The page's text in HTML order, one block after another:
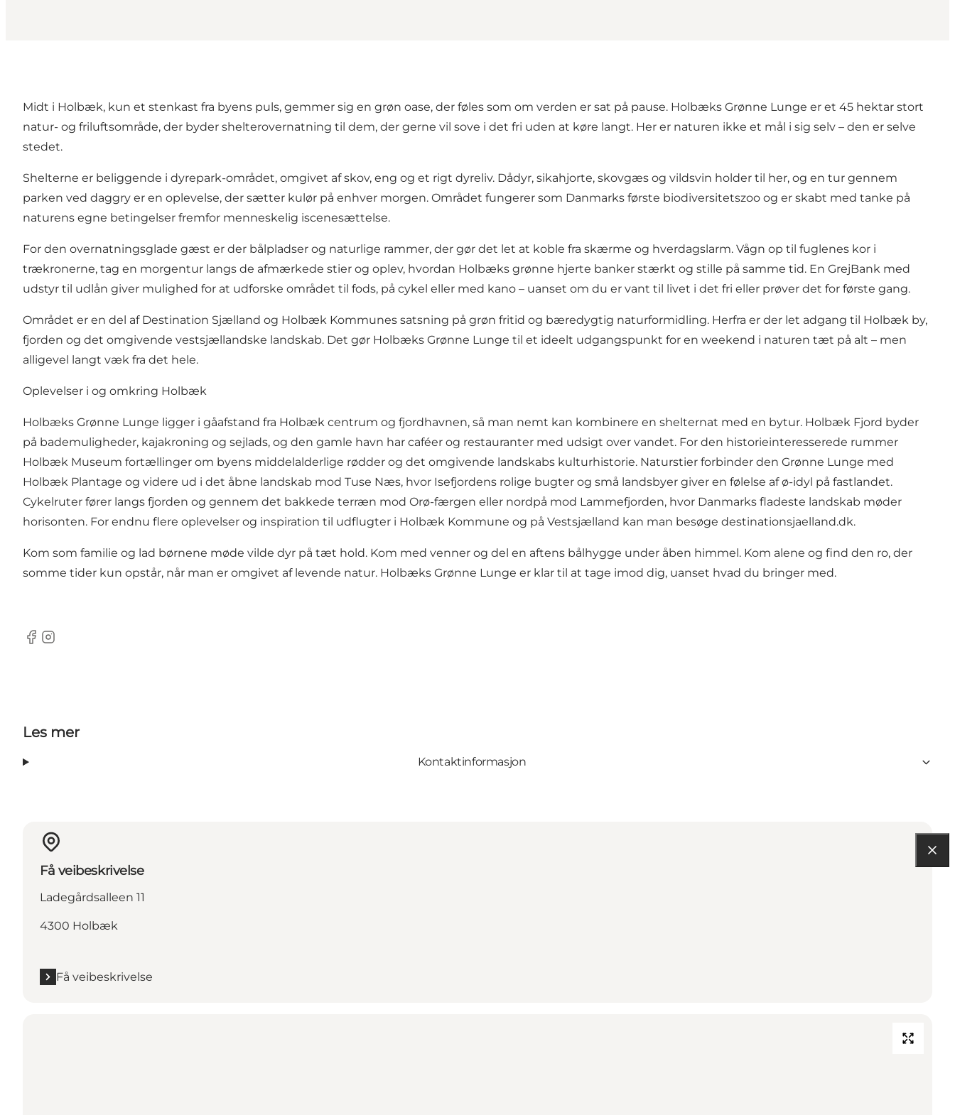
Midt i Holbæk, kun et stenkast fra byens puls, gemmer sig en grøn oase, der føles som om verden er sat på pause. Holbæks Grønne Lunge er et 45 hektar stort
natur- og friluftsområde, der byder shelterovernatning til dem, der gerne vil sove i det fri uden at køre langt. Her er naturen ikke et mål i sig selv – den er selve
stedet.
Shelterne er beliggende i dyrepark-området, omgivet af skov, eng og et rigt dyreliv. Dådyr, sikahjorte, skovgæs og vildsvin holder til her, og en tur gennem
parken ved daggry er en oplevelse, der sætter kulør på enhver morgen. Området fungerer som Danmarks første biodiversitetszoo og er skabt med tanke på
naturens egne betingelser fremfor menneskelig iscenesættelse.
For den overnatningsglade gæst er der bålpladser og naturlige rammer, der gør det let at koble fra skærme og hverdagslarm. Vågn op til fuglenes kor i
trækronerne, tag en morgentur langs de afmærkede stier og oplev, hvordan Holbæks grønne hjerte banker stærkt og stille på samme tid. En GrejBank med
udstyr til udlån giver mulighed for at udforske området til fods, på cykel eller med kano – uanset om du er vant til livet i det fri eller prøver det for første gang.
Området er en del af Destination Sjælland og Holbæk Kommunes satsning på grøn fritid og bæredygtig naturformidling. Herfra er der let adgang til Holbæk by,
fjorden og det omgivende vestsjællandske landskab. Det gør Holbæks Grønne Lunge til et ideelt udgangspunkt for en weekend i naturen tæt på alt – men
alligevel langt væk fra det hele.
Oplevelser i og omkring Holbæk
Holbæks Grønne Lunge ligger i gåafstand fra Holbæk centrum og fjordhavnen, så man nemt kan kombinere en shelternat med en bytur. Holbæk Fjord byder
på bademuligheder, kajakroning og sejlads, og den gamle havn har caféer og restauranter med udsigt over vandet. For den historieinteresserede rummer
Holbæk Museum fortællinger om byens middelalderlige rødder og det omgivende landskabs kulturhistorie. Naturstier forbinder den Grønne Lunge med
Holbæk Plantage og videre ud i det åbne landskab mod Tuse Næs, hvor Isefjordens rolige bugter og små landsbyer giver en følelse af ø-idyl på fastlandet.
Cykelruter fører langs fjorden og gennem det bakkede terræn mod Orø-færgen eller nordpå mod Lammefjorden, hvor Danmarks fladeste landskab møder
horisonten. For endnu flere oplevelser og inspiration til udflugter i Holbæk Kommune og på Vestsjælland kan man besøge destinationsjaelland.dk.
Kom som familie og lad børnene møde vilde dyr på tæt hold. Kom med venner og del en aftens bålhygge under åben himmel. Kom alene og find den ro, der
somme tider kun opstår, når man er omgivet af levende natur. Holbæks Grønne Lunge er klar til at tage imod dig, uanset hvad du bringer med.
Facebook
Instagram
Les mer
Kontaktinformasjon
Få veibeskrivelse
Ladegårdsalleen 11
4300 Holbæk
Få veibeskrivelse